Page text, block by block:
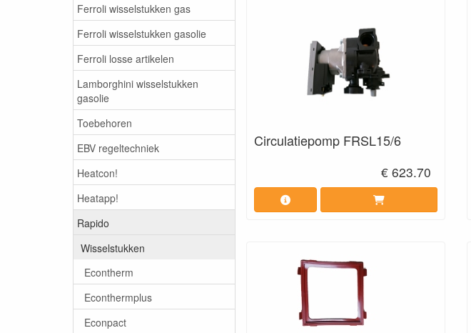
Ferroli wisselstukken gas
Ferroli wisselstukken gasolie
Ferroli losse artikelen
Lamborghini wisselstukken
gasolie
Toebehoren
EBV regeltechniek
Heatcon!
Heatapp!
Rapido
Wisselstukken
Econtherm
Econthermplus
Econpact
Circulatiepomp FRSL15/6
€ 623.70